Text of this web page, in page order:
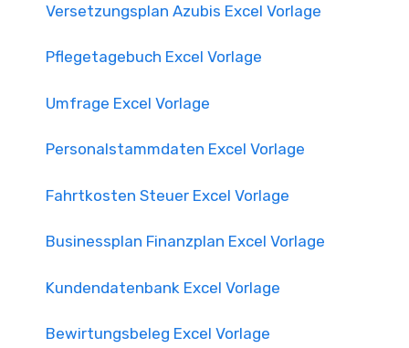
Versetzungsplan Azubis Excel Vorlage
Pflegetagebuch Excel Vorlage
Umfrage Excel Vorlage
Personalstammdaten Excel Vorlage
Fahrtkosten Steuer Excel Vorlage
Businessplan Finanzplan Excel Vorlage
Kundendatenbank Excel Vorlage
Bewirtungsbeleg Excel Vorlage